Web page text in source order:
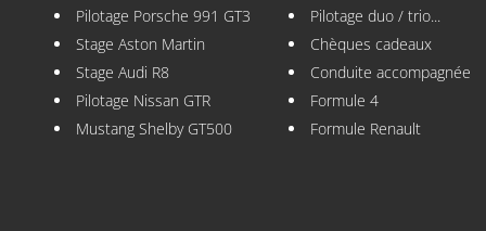
Pilotage Porsche 991 GT3
Stage Aston Martin
Stage Audi R8
Pilotage Nissan GTR
Mustang Shelby GT500
Pilotage duo / trio...
Chèques cadeaux
Conduite accompagnée
Formule 4
Formule Renault